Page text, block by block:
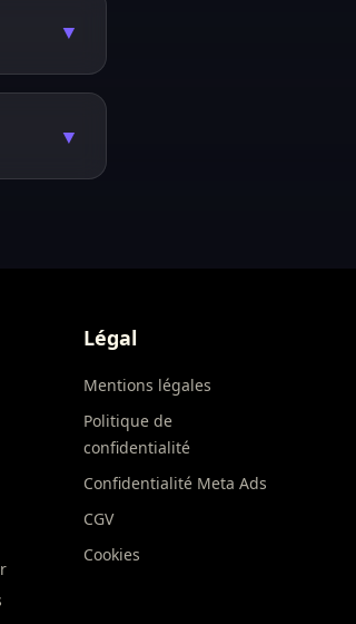
▼
▼
Légal
Mentions légales
Politique de
confidentialité
Confidentialité Meta Ads
CGV
Cookies